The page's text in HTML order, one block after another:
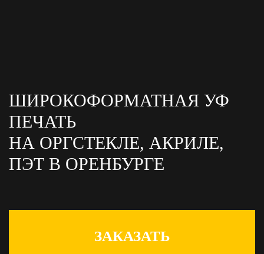
ШИРОКОФОРМАТНАЯ УФ
ПЕЧАТЬ
НА ОРГСТЕКЛЕ, АКРИЛЕ,
ПЭТ В ОРЕНБУРГЕ
ЗАКАЗАТЬ